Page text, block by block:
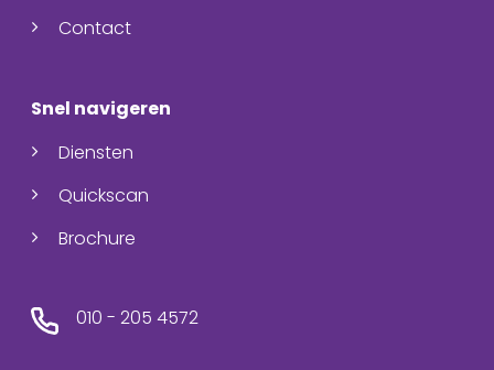
Contact
Snel navigeren
Diensten
Quickscan
Brochure
010 - 205 4572